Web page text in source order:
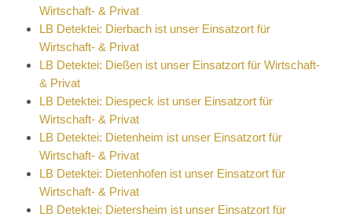
Wirtschaft- & Privat
LB Detektei: Dierbach ist unser Einsatzort für
Wirtschaft- & Privat
LB Detektei: Dießen ist unser Einsatzort für Wirtschaft-
& Privat
LB Detektei: Diespeck ist unser Einsatzort für
Wirtschaft- & Privat
LB Detektei: Dietenheim ist unser Einsatzort für
Wirtschaft- & Privat
LB Detektei: Dietenhofen ist unser Einsatzort für
Wirtschaft- & Privat
LB Detektei: Dietersheim ist unser Einsatzort für